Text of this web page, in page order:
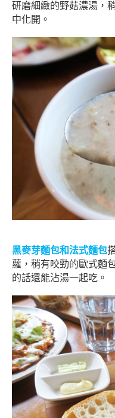
研磨細緻的野菇濃湯，
中化開。
黑麥芽麵包和法式麵包
蘿，稍有咬勁的歐式麵
的話還能沾湯一起吃。